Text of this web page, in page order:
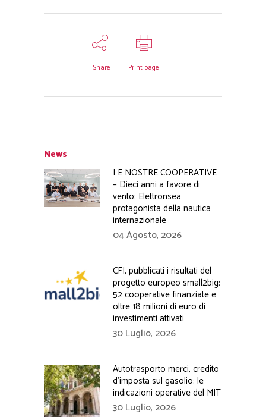
Share Print page
News
LE NOSTRE COOPERATIVE
– Dieci anni a favore di
vento: Elettronsea
protagonista della nautica
internazionale
04 Agosto, 2026
CFI, pubblicati i risultati del
progetto europeo small2big:
52 cooperative finanziate e
oltre 18 milioni di euro di
investimenti attivati
30 Luglio, 2026
Autotrasporto merci, credito
d’imposta sul gasolio: le
indicazioni operative del MIT
30 Luglio, 2026